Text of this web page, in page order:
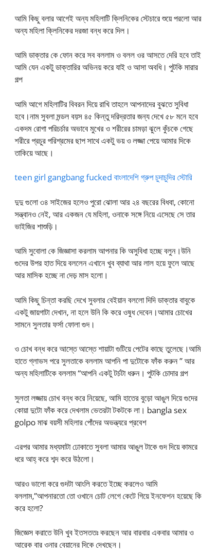
আমি কিছু বলার আগেই অন্য মহিলাটি ক্লিনিকের স্টেচারে শুয়ে পরলো আর
অন্য মহিলা ক্লিনিকের দরজা বন্ধ করে দিল।
আমি ডাক্তার কে ফোন করে সব বললাম ও বলল ওর আসতে দেরি হবে তাই
আমি যেন একটু ডাক্তারির অভিনয় করে যাই ও আসা অবধি। পুটকি মারার
গল্প
আমি আগে মহিলাটির বিবরন দিয়ে রাখি তাহলে আপনাদের বুঝতে সুবিধা
হবে।নাম সুবলা মন্ডল বয়স ৪৫ কিন্তু দরিদ্রতার জন্য দেখে ৫৮ মনে হবে
একদম রোগা পরিচর্চার অভাবে মুখের ও শরীরের চামড়া ঝুলে কুঁচকে গেছে
শরীরে প্রচুর পরিশ্রমের ছাপ সাথে একটু ভয় ও লজ্জা পেয়ে আমার দিকে
তাকিয়ে আছে।
teen girl gangbang fucked বাংলাদেশি গ্রুপ চুদাচুদির স্টোরি
দুদু গুলো ৩৪ সাইজের হলেও পুরো ঝোলা আর ২৪ বছরের বিধবা, কোনো
সন্ত্বানও নেই, আর একজন যে মহিলা, ওনাকে সঙ্গে নিয়ে এসেছে সে তার
ভাইজির শাশুড়ি।
আমি সুবোলা কে জিজ্ঞাসা করলাম আপনার কি অসুবিধা হচ্ছে বলুন।উনি
গুদের উপর হাত দিয়ে বললেন এখানে খুব ব্যাথা আর লাল হয়ে ফুলে আছে
আর মাসিক হচ্ছে না দেড় মাস হলো।
আমি কিছু চিন্তা করছি দেখে সুবলার বেইয়ান বললো দিদি ডাক্তার বাবুকে
একটু জায়গাটা দেখান, না হলে উনি কি করে ওষুধ দেবেন।আমার চোখের
সামনে সুলতার ফর্সা ফোলা গুদ।
ও চোখ বন্ধ করে আস্তে আস্তে শায়াটা গুটিয়ে পেটের কাছে তুলেছে।আমি
হাতে গ্লাভস পরে সুলতাকে বললাম আপনি পা দুটোকে ফাঁক করুন ” আর
অন্য মহিলাটিকে বললাম “আপনি একটু টর্চটা ধরুন। পুটকি চোদার গল্প
সুলতা লজ্জায় চোখ বন্ধ করে নিয়েছে, আমি হাতের বুড়ো আঙুল দিয়ে গুদের
কোয়া দুটো ফাঁক করে দেখলাম ভেতরটা টকটকে লা। bangla sex
golpo মাঝ বয়সী মহিলার পোঁদের অভন্ত্যরে প্রবেশ
এরপর আমার মধ্যমাটা ঢোকাতে সুবলা আমার আঙুল টাকে গুদ দিয়ে কামরে
ধরে আহ্ করে শব্দ করে উঠলো।
আরও ভালো করে গুদটা আংলি করতে ইচ্ছে করলেও আমি
বললাম,”আপনারতো তো ওখানে চোট লেগে কেটে গিয়ে ইনফেশন হয়েছে কি
করে হলো?
জিজ্ঞেস করাতে উনি খুব ইতসততঃ করছেন আর বারবার একবার আমার ও
আরেক বার ওনার বেয়ানের দিকে দেখছেন।